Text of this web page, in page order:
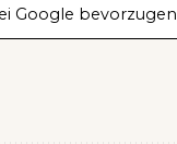
Google bevorzugen